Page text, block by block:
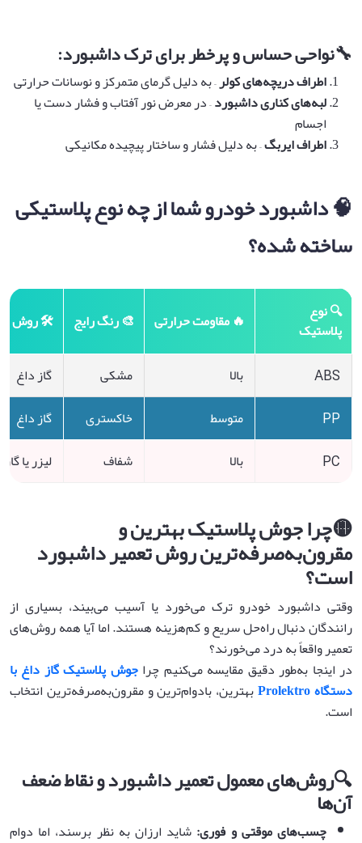
🔧نواحی حساس و پرخطر برای ترک داشبورد:
اطراف دریچه‌های کولر– به دلیل گرمای متمرکز و نوسانات حرارتی
لبه‌های کناری داشبورد– در معرض نور آفتاب و فشار دست یا
اجسام
اطراف ایربگ– به دلیل فشار و ساختار پیچیده مکانیکی
🧠 داشبورد خودرو شما از چه نوع پلاستیکی
ساخته شده؟
🔍 نوع
پلاستیک 🔥 مقاومت حرارتی 🎨 رنگ رایج 🛠️ روش
ABS بالا مشکی
گاز داغ
PP
متوسط خاکستری
گاز داغ
PC
بالا شفاف لیزر یا
🟡چرا جوش پلاستیک بهترین و
مقرون‌به‌صرفه‌ترین روش تعمیر داشبورد
است؟
وقتی داشبورد خودرو ترک می‌خورد یا آسیب می‌بیند، بسیاری از
رانندگان دنبال راه‌حل سریع و کم‌هزینه هستند. اما آیا همه روش‌های
تعمیر واقعاً به درد می‌خورند؟
در اینجا به‌طور دقیق مقایسه می‌کنیم چراجوش پلاستیک گاز داغ با
دستگاهProlektro
بهترین، بادوام‌ترین و مقرون‌به‌صرفه‌ترین انتخاب
است.
🔍روش‌های معمول تعمیر داشبورد و نقاط ضعف
آن‌ها
چسب‌های موقتی و فوری: شاید ارزان به نظر برسند، اما دوام